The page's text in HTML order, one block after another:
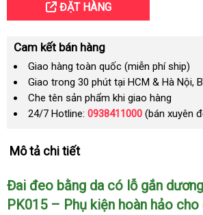
ĐẶT HÀNG
Cam kết bán hàng
Giao hàng toàn quốc (miễn phí ship)
Giao trong 30 phút tại HCM & Hà Nội,
Che tên sản phẩm khi giao hàng
24/7 Hotline: 0938411000 (bán xuyên
Mô tả chi tiết
Đai đeo bằng da có lỗ gắn
PK015 – Phụ kiện hoàn hảo